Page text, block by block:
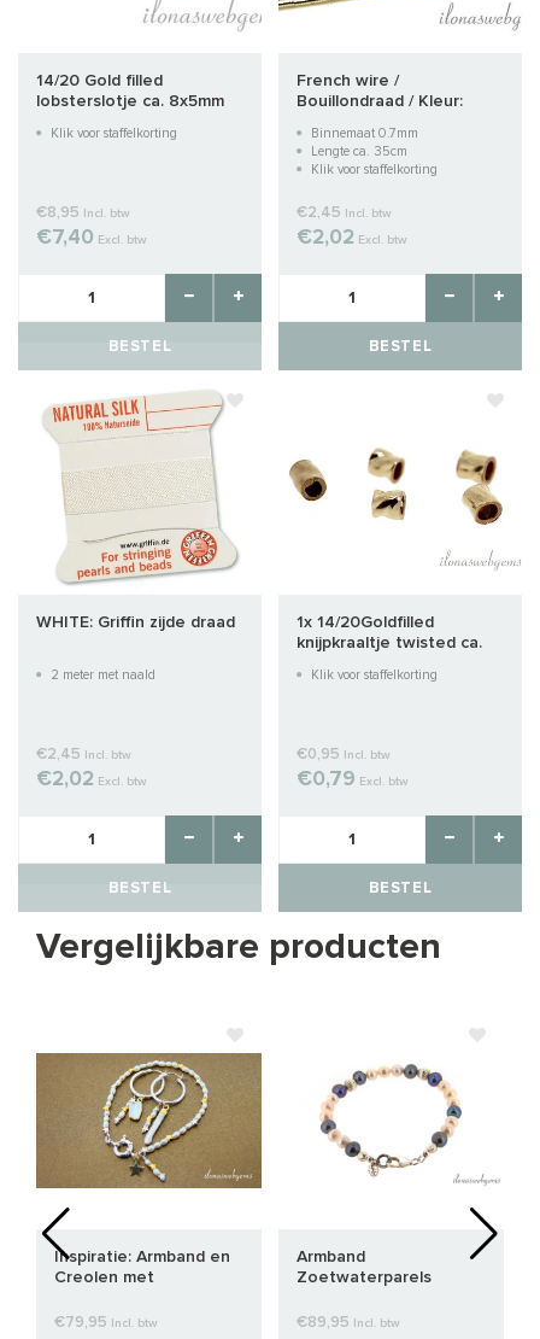
14/20 Gold filled
lobsterslotje ca. 8x5mm
Klik voor staffelkorting
€8,95 Incl. btw
€7,40 Excl. btw
BESTEL
French wire /
Bouillondraad / Kleur:
Binnemaat 0.7mm
Lengte ca. 35cm
Klik voor staffelkorting
€2,45 Incl. btw
€2,02 Excl. btw
BESTEL
WHITE: Griffin zijde draad
2 meter met naald
€2,45 Incl. btw
€2,02 Excl. btw
BESTEL
1x 14/20Goldfilled
knijpkraaltje twisted ca.
Klik voor staffelkorting
€0,95 Incl. btw
€0,79 Excl. btw
BESTEL
Vergelijkbare producten
Inspiratie: Armband en
Creolen met
en Vermeil sterretjes
€79,95 Incl. btw
Armband
Zoetwaterparels
(M/V)
€89,95 Incl. btw